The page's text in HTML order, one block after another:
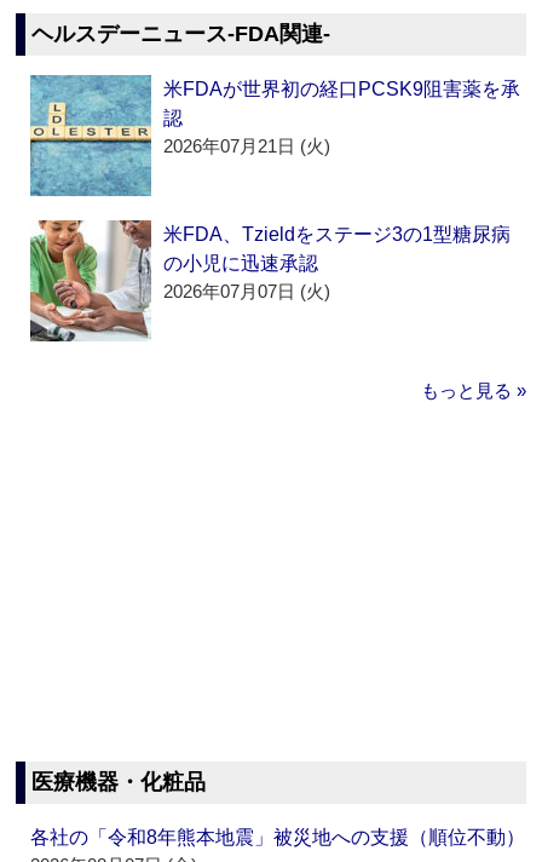
ヘルスデーニュース‐FDA関連‐
米FDAが世界初の経口PCSK9阻害薬を承
認
2026年07月21日 (火)
米FDA、Tzieldをステージ3の1型糖尿病
の小児に迅速承認
2026年07月07日 (火)
もっと見る »
医療機器・化粧品
各社の「令和8年熊本地震」被災地への支援（順位不動）